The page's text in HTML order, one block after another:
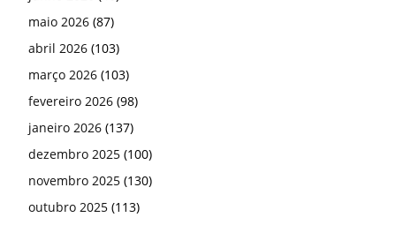
maio 2026 (87)
abril 2026 (103)
março 2026 (103)
fevereiro 2026 (98)
janeiro 2026 (137)
dezembro 2025 (100)
novembro 2025 (130)
outubro 2025 (113)